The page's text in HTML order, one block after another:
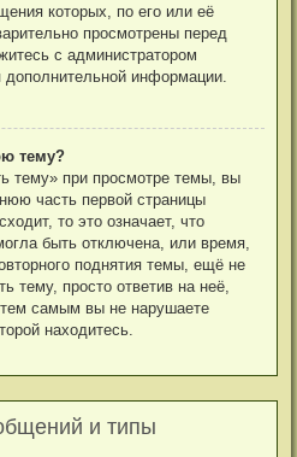
которых, по его или её
просмотрены перед
с администратором
информации.
тему?
тему» при просмотре темы, вы
часть первой страницы
то это означает, что
быть отключена, или время,
поднятия темы, ещё не
тему, просто ответив на неё,
тем самым вы не нарушаете
находитесь.
и типы